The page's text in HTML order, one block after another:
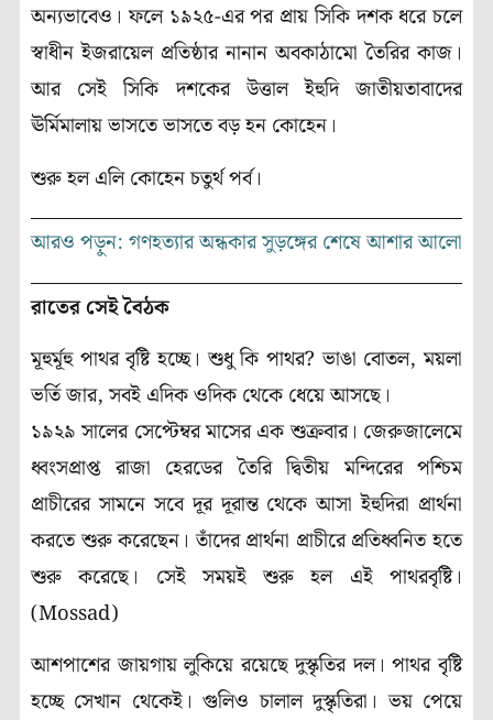
অন্যভাবেও। ফলে ১৯২৫-এর পর প্রায় সিকি দশক ধরে চলে
স্বাধীন ইজরায়েল প্রতিষ্ঠার নানান অবকাঠামো তৈরির কাজ।
আর সেই সিকি দশকের উত্তাল ইহুদি জাতীয়তাবাদের
ঊর্মিমালায় ভাসতে ভাসতে বড় হন কোহেন।
শুরু হল এলি কোহেন চতুর্থ পর্ব।
আরও পড়ুন: গণহত্যার অন্ধকার সুড়ঙ্গের শেষে আশার আলো
রাতের সেই বৈঠক
মূহুর্মূহু পাথর বৃষ্টি হচ্ছে। শুধু কি পাথর? ভাঙা বোতল, ময়লা
ভর্তি জার, সবই এদিক ওদিক থেকে ধেয়ে আসছে।
১৯২৯ সালের সেপ্টেম্বর মাসের এক শুক্রবার। জেরুজালেমে
ধ্বংসপ্রাপ্ত রাজা হেরডের তৈরি দ্বিতীয় মন্দিরের পশ্চিম
প্রাচীরের সামনে সবে দূর দূরান্ত থেকে আসা ইহুদিরা প্রার্থনা
করতে শুরু করেছেন। তাঁদের প্রার্থনা প্রাচীরে প্রতিধ্বনিত হতে
শুরু করেছে। সেই সময়ই শুরু হল এই পাথরবৃষ্টি।
(Mossad)
আশপাশের জায়গায় লুকিয়ে রয়েছে দুস্কৃতির দল। পাথর বৃষ্টি
হচ্ছে সেখান থেকেই। গুলিও চালাল দুস্কৃতিরা। ভয় পেয়ে